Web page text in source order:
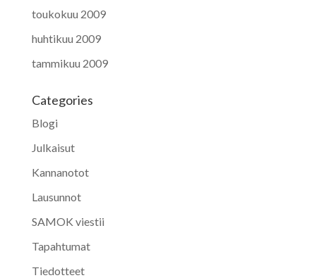
toukokuu 2009
huhtikuu 2009
tammikuu 2009
Categories
Blogi
Julkaisut
Kannanotot
Lausunnot
SAMOK viestii
Tapahtumat
Tiedotteet